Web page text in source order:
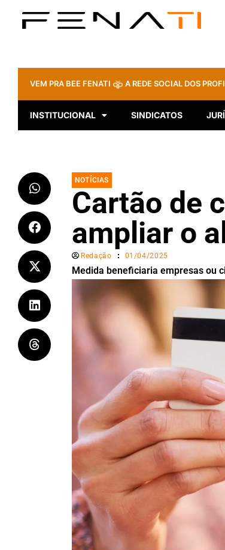
VEM PRA BEE FENATI A REDE SOCIAL DOS
INSTITUCIONAL SINDICATOS
NOTÍCIAS
Cartão de
ampliar o
Redação 01/04/2025
Medida beneficiaria empresas ou